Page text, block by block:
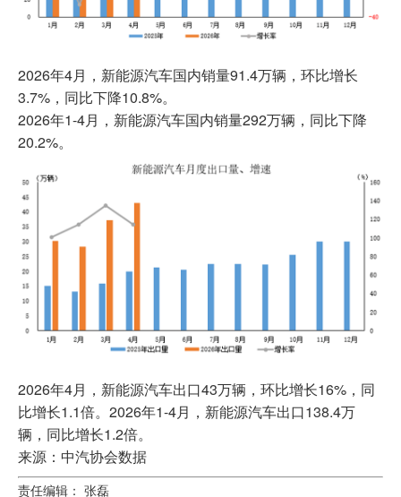
2026年4月，新能源汽车国内销量91.4万辆，环比增长
3.7%，同比下降10.8%。
2026年1-4月，新能源汽车国内销量292万辆，同比下降
20.2%。
2026年4月，新能源汽车出口43万辆，环比增长16%，同
比增长1.1倍。2026年1-4月，新能源汽车出口138.4万
辆，同比增长1.2倍。
来源：中汽协会数据
责任编辑： 张磊